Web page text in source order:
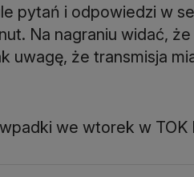
pytań i odpowiedzi w
Na nagraniu widać,
że transmisja
we wtorek w TOK